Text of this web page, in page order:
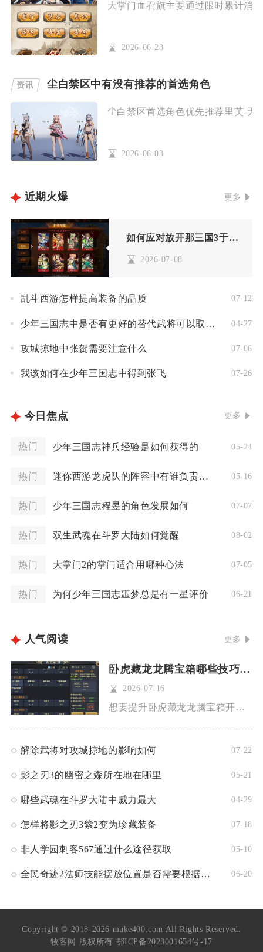
大掌门血召旗主要通过限时累计消
2026-06-28
资讯 尘白禁区中有没有推荐的首选角色
尘白禁区首选角色优先推荐里芙-无
2026-06-03
近期火爆 更多
如何应对放开那三国3于吉的防守
2026-07-08
乱斗西游怎样提高装备的品质 07-12
少年三国志中是否有更好的替代武将可以取代紫虚道人的阵容 04-27
攻城掠地中张贺需要注意什么 07-06
我该如何在少年三国志中得到张飞 07-26
今日焦点 更多
热门 少年三国志神兵经验是如何获得的 05-24
热门 迷你西游龙虎队的阵容中有谁负责主攻 05-16
热门 少年三国志程昱的角色发展如何 07-07
热门 双生武魂在斗罗大陆如何觉醒 08-02
热门 大掌门2的掌门适合用哪种心法 07-05
热门 为何少年三国志噩梦总是有一星评价 06-21
人气阅读 更多
卧虎藏龙龙腾宝箱哪些技巧能够增加中奖几率
2026-07-16
想要提升卧虎藏龙龙腾宝箱开出稀有道具的中奖几率，核心思路分为...
解除武将对攻城掠地的影响如何 07-22
影之刃3的幽密之森所在地在哪里 05-21
哪些武魂在斗罗大陆中威力最大 04-29
怎样将影之刃3紫2变为珍藏装备 07-18
非人学园刺客567通过什么途径获取 05-10
全民奇迹2法师技能摆放位置是否需要根据地图来调整 06-20
Copyright © 2018-2026 muke400.com All Rights Reserved.
牧客网 版权所有 鄂ICP备2023001654号-17